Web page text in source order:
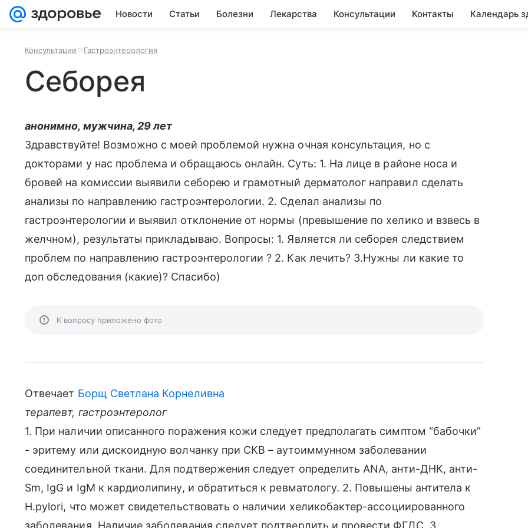
Новости Статьи Болезни Лекарства Консультации Контакты Календарь
Консультации Гастроэнтерология
Себорея
анонимно, мужчина, 29 лет
Здравствуйте! Возможно с моей проблемой нужна очная консультация, но с
докторами у нас проблема и обращаюсь онлайн. Суть: 1. На лице в районе носа и
бровей на комиссии выявили себорею и грамотный дерматолог направил сделать
анализы по направлению гастроэнтерологии. 2. Сделал анализы по
гастроэнтерологии и выявил отклонение от нормы (превышение по хелико и взвесь в
желчном), результаты прикладываю. Вопросы: 1. Является ли себорея следствием
проблем по направлению гастроэнтерологии ? 2. Как лечить? 3.Нужны ли какие то
доп обследования (какие)? Спасибо)
К вопросу приложено фото
Отвечает Борщ Светлана Корнеливна
терапевт, гастроэнтеролог
1. При наличии описанного поражения кожи следует предполагать симптом “бабочки”
- эритему или дискоидную волчанку при СКВ – аутоиммунном заболевании
соединительной ткани. Для подтвержения следует определить ANA, анти-ДНК, анти-
Sm, IgG и IgM к кардиолипину, и обратиться к ревматологу. 2. Повышены антитела к
H.pylori, что может свидетельствовать о наличии хеликобактер-ассоциированного
заболевания. Наличие заболевания следует подтвердить и провести ФГДС. 3.